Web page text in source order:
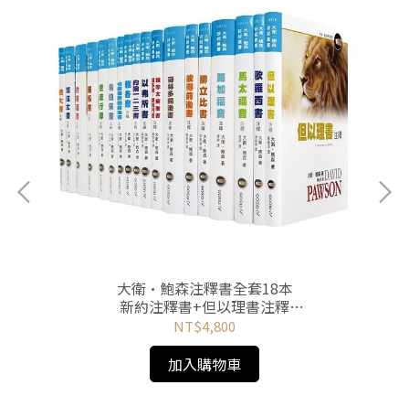
大衛•鮑森注釋書全套18本
新約注釋書+但以理書注釋
奉獻天使請填寫編號
本專案超過超商(5公斤)上限
無法超商取貨
NT$4,800
加入購物車